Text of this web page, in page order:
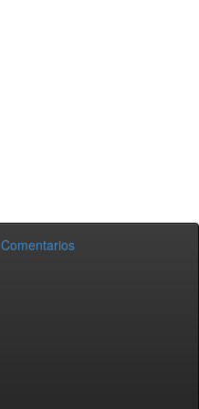
Comentarios